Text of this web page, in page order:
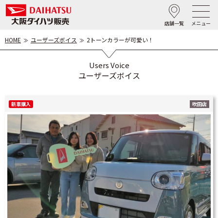
店舗一覧 メニュー
HOME ユーザーズボイス 2トーンカラーが可愛い！
Users Voice
ユーザーズボイス
新車購入 吹田店